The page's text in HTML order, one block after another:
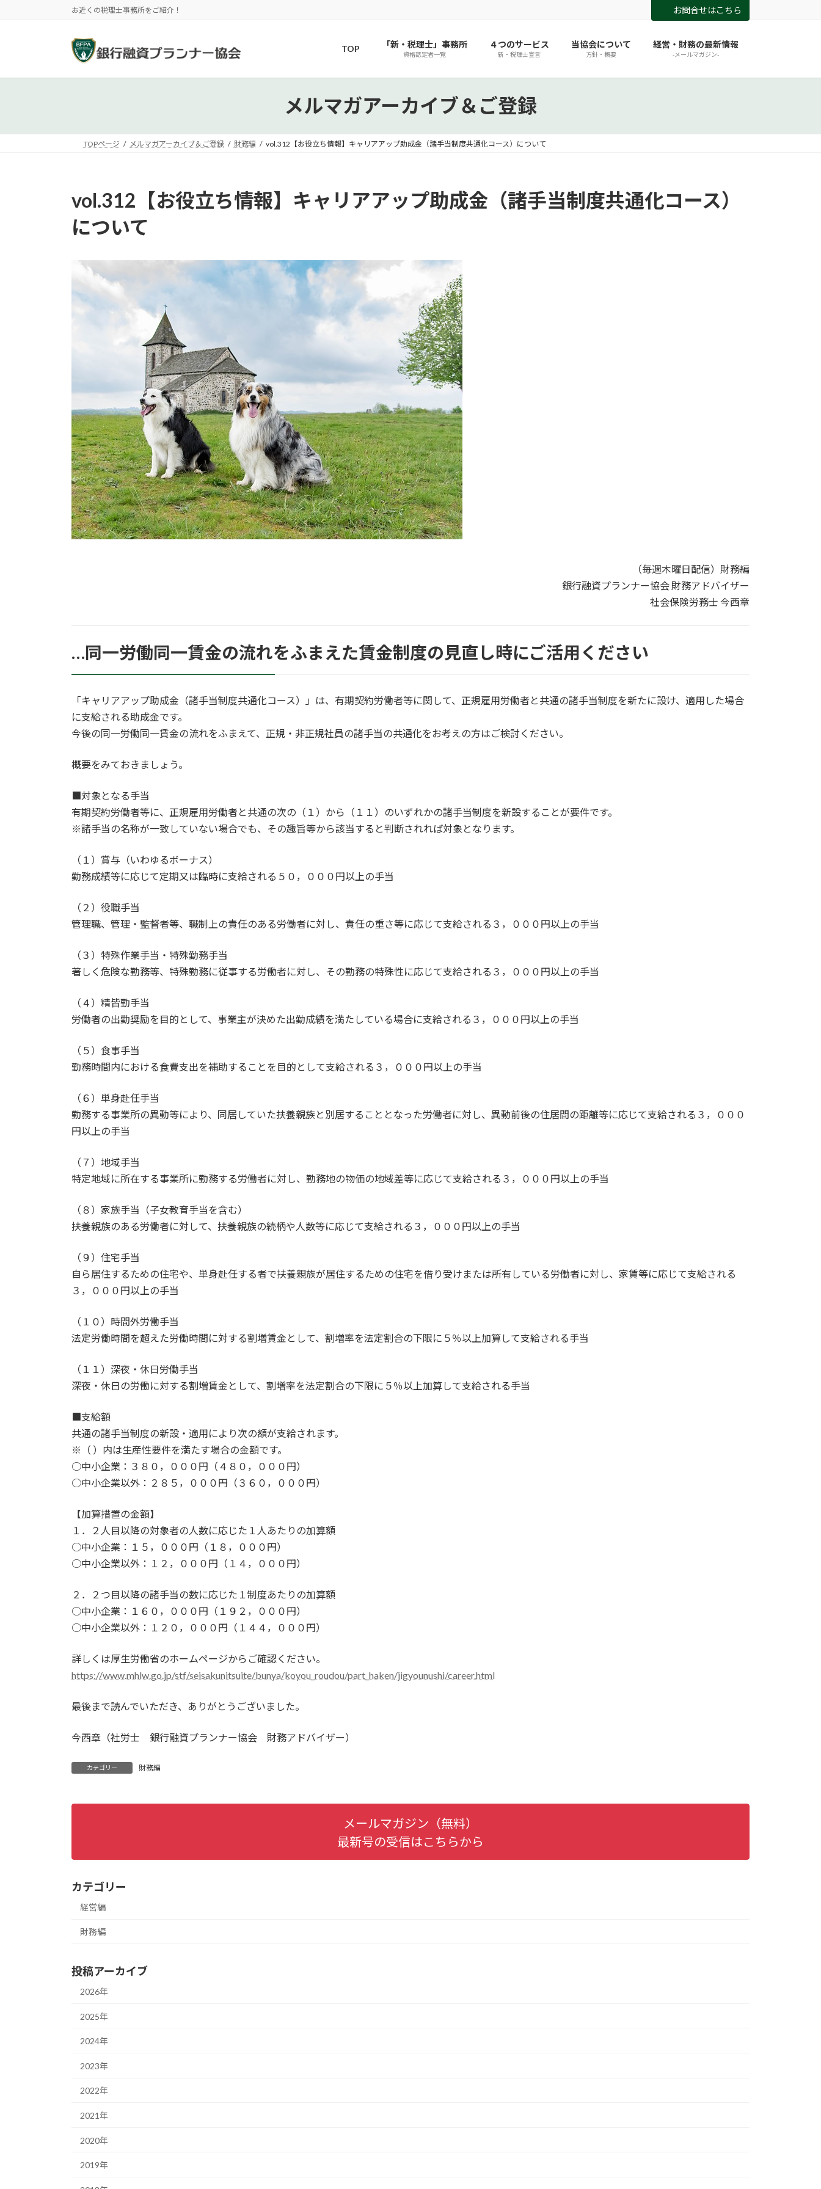
へ
ョ
お近くの税理士事務所をご紹介！ お問合せはこちら
TOP 「新・税理士」事務所
資格認定者一覧
４つのサービス
新・税理士宣言
当協会について
方針・概要
経営・財務の最新情報
-メールマガジン-
メルマガアーカイブ＆ご登録
TOPページ メルマガアーカイブ＆ご登録 財務編 vol.312【お役立ち情報】キャリアアップ助成金（諸手当制度共通化コース）について
vol.312【お役立ち情報】キャリアアップ助成金（諸手当制度共通化コース）
について
（毎週木曜日配信）財務編
銀行融資プランナー協会 財務アドバイザー
社会保険労務士 今西章
…同一労働同一賃金の流れをふまえた賃金制度の見直し時にご活用ください
「キャリアアップ助成金（諸手当制度共通化コース）」は、有期契約労働者等に関して、正規雇用労働者と共通の諸手当制度を新たに設け、適用した場合
に支給される助成金です。
今後の同一労働同一賃金の流れをふまえて、正規・非正規社員の諸手当の共通化をお考えの方はご検討ください。
概要をみておきましょう。
■対象となる手当
有期契約労働者等に、正規雇用労働者と共通の次の（１）から（１１）のいずれかの諸手当制度を新設することが要件です。
※諸手当の名称が一致していない場合でも、その趣旨等から該当すると判断されれば対象となります。
（１）賞与（いわゆるボーナス）
勤務成績等に応じて定期又は臨時に支給される５０，０００円以上の手当
（２）役職手当
管理職、管理・監督者等、職制上の責任のある労働者に対し、責任の重さ等に応じて支給される３，０００円以上の手当
（３）特殊作業手当・特殊勤務手当
著しく危険な勤務等、特殊勤務に従事する労働者に対し、その勤務の特殊性に応じて支給される３，０００円以上の手当
（４）精皆勤手当
労働者の出勤奨励を目的として、事業主が決めた出勤成績を満たしている場合に支給される３，０００円以上の手当
（５）食事手当
勤務時間内における食費支出を補助することを目的として支給される３，０００円以上の手当
（６）単身赴任手当
勤務する事業所の異動等により、同居していた扶養親族と別居することとなった労働者に対し、異動前後の住居間の距離等に応じて支給される３，０００
円以上の手当
（７）地域手当
特定地域に所在する事業所に勤務する労働者に対し、勤務地の物価の地域差等に応じて支給される３，０００円以上の手当
（８）家族手当（子女教育手当を含む）
扶養親族のある労働者に対して、扶養親族の続柄や人数等に応じて支給される３，０００円以上の手当
（９）住宅手当
自ら居住するための住宅や、単身赴任する者で扶養親族が居住するための住宅を借り受けまたは所有している労働者に対し、家賃等に応じて支給される
３，０００円以上の手当
（１０）時間外労働手当
法定労働時間を超えた労働時間に対する割増賃金として、割増率を法定割合の下限に５％以上加算して支給される手当
（１１）深夜・休日労働手当
深夜・休日の労働に対する割増賃金として、割増率を法定割合の下限に５％以上加算して支給される手当
■支給額
共通の諸手当制度の新設・適用により次の額が支給されます。
※（ ）内は生産性要件を満たす場合の金額です。
○中小企業：３８０，０００円（４８０，０００円）
○中小企業以外：２８５，０００円（３６０，０００円）
【加算措置の金額】
１．２人目以降の対象者の人数に応じた１人あたりの加算額
○中小企業：１５，０００円（１８，０００円）
○中小企業以外：１２，０００円（１４，０００円）
２．２つ目以降の諸手当の数に応じた１制度あたりの加算額
○中小企業：１６０，０００円（１９２，０００円）
○中小企業以外：１２０，０００円（１４４，０００円）
詳しくは厚生労働省のホームページからご確認ください。
https://www.mhlw.go.jp/stf/seisakunitsuite/bunya/koyou_roudou/part_haken/jigyounushi/career.html
最後まで読んでいただき、ありがとうございました。
今西章（社労士 銀行融資プランナー協会 財務アドバイザー）
カテゴリー 財務編
メールマガジン（無料）
最新号の受信はこちらから
カテゴリー
経営編
財務編
投稿アーカイブ
2026年
2025年
2024年
2023年
2022年
2021年
2020年
2019年